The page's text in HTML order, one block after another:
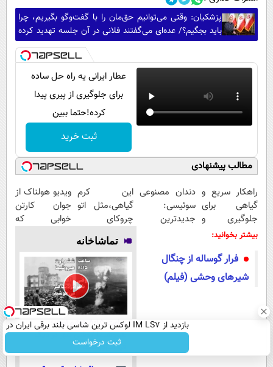
پزشکیان: وقتی می‌توانیم حق‌مان را با گفت‌وگو بگیریم، چرا
باید بجگیم؟/ عده‌ای می‌گفتند فلانی در آن جلسه تهدید کرده
و دیگران را وادار به پذیرش توافق کرده؛ مگر آن فرماندهان از
عطار ایرانی یه راه حل ساده
برای جلوگیری از پیری پیدا
کرده!حتما ببین
ثبت خرید
مطالب پیشنهادی
راهکار سریع و
گیاهی برای
جلوگیری و
درمان پیری
دندان مصنوعی
سوئیسی:
جدیدترین
پرداخت قسطی
این کرم
گیاهی،مثل اتو
چروکای
پوستتوصاف
میکنه!50%تخفیف
ویدیو هولناک از
جوان کارتن
خوابی که
بیشتر بخوانید:
فرار گوساله از چنگال
شیرهای وحشی (فیلم)
تماشاخانه
ساعت ۸:۱۵ ششم اوت ؛
هیروشیما / وقتی شهر در دیگ
قیر می‌جوشید
بازدید از IM LS7 لوکس ترین شاسی بلند برقی ایران در
باشگاه انقلاب
ثبت درخواست